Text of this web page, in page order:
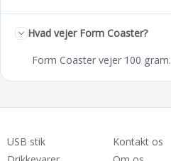
Hvad vejer Form Coaster?
Form Coaster vejer 100 gram.
USB stik
Kontakt os